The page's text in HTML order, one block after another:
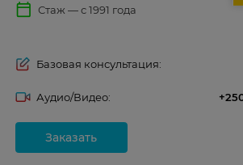
calendar_today Стаж — с 1991 года
Базовая консультация:
Аудио/Видео:
Заказать